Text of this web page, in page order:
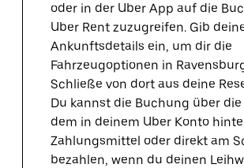
oder in der Uber App auf die
Uber Rent zuzugreifen. Gib
Ankunftsdetails ein, um dir die
Fahrzeugoptionen in
Schließe von dort aus deine
Du kannst die Buchung über
dem in deinem Uber Konto
Zahlungsmittel oder direkt am
bezahlen, wenn du deinen